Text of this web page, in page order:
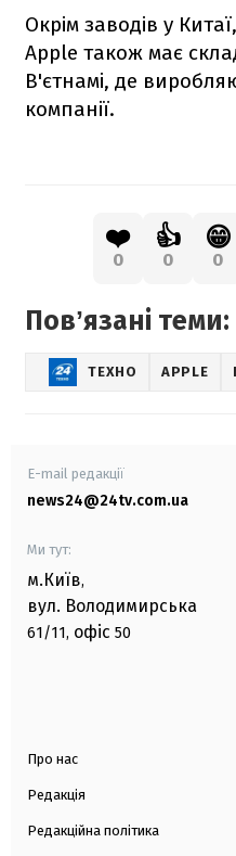
Окрім заводів у
Apple також має
В'єтнамі, де
компанії.
❤️
0
👍
0
😁
0
Повʼязані теми:
ТЕХНО APPLE
E-mail редакції
news24@24tv.com.ua
Ми тут:
м.Київ,
вул. Володимирська
61/11, офіс 50
Про нас
Редакція
Редакційна політика